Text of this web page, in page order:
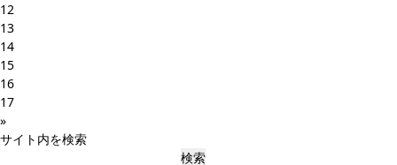
12
13
14
15
16
17
»
サイト内を検索